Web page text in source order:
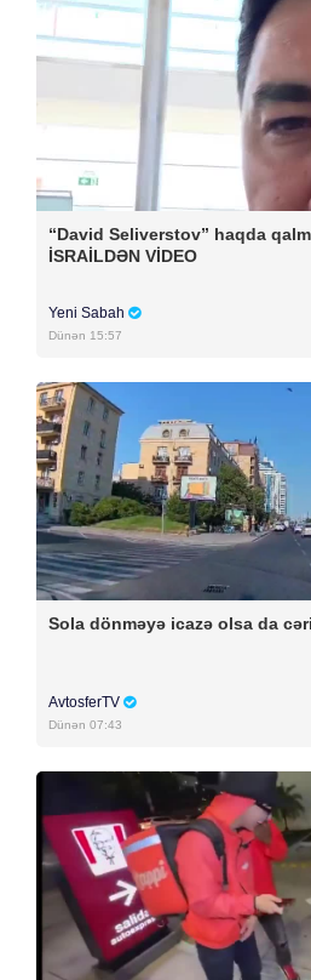
“David Seliverstov” haqda
İSRAİLDƏN VİDEO
Yeni Sabah
Dünən 15:57
Sola dönməyə icazə olsa da
AvtosferTV
Dünən 07:43